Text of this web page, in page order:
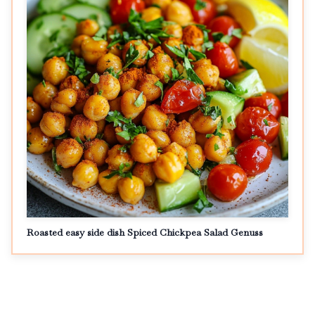
Roasted easy side dish Spiced Chickpea Salad Genuss